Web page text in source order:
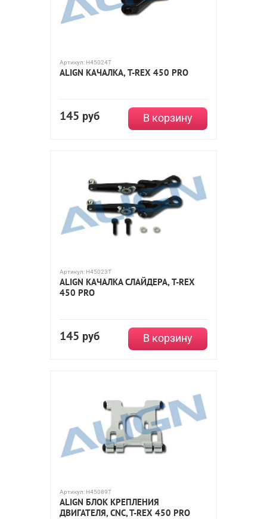
Артикул: H45024T
ALIGN КАЧАЛКА, T-REX 450 PRO
145 руб В корзину
Артикул: H45023T
ALIGN КАЧАЛКА СЛАЙДЕРА, T-REX
450 PRO
145 руб В корзину
Артикул: H45089T
ALIGN БЛОК КРЕПЛЕНИЯ
ДВИГАТЕЛЯ, CNC, T-REX 450 PRO